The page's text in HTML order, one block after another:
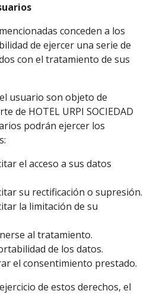
conceden a los
de ejercer una serie de
con el tratamiento de sus
usuario son objeto de
de HOTEL URPI SOCIEDAD
podrán ejercer los
el acceso a sus datos
su rectificación o supresión.
la limitación de su
al tratamiento.
de los datos.
el consentimiento prestado.
de estos derechos, el